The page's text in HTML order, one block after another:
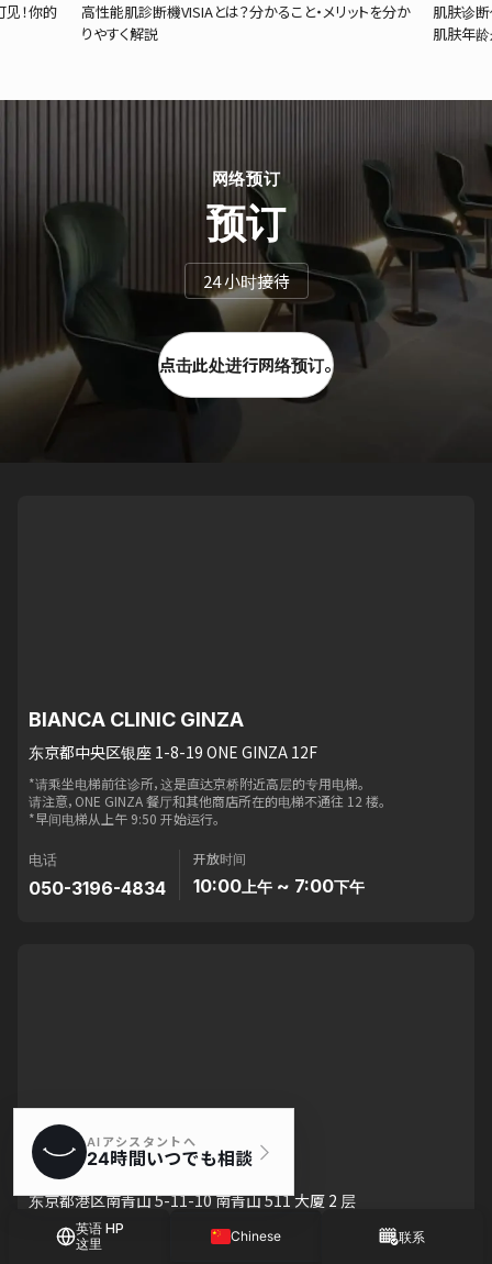
！你的
高性能肌診断機VISIAとは？分かること・メリットを分か
りやすく解説
肌肤诊断
肌肤年龄
网络预订
预订
24 小时接待
点击此处进行网络预订。
英语 HP
这里
Chinese
联系
BIANCA CLINIC GINZA
东京都中央区银座 1-8-19 ONE GINZA 12F
*请乘坐电梯前往诊所，这是直达京桥附近高层的专用电梯。
请注意，ONE GINZA 餐厅和其他商店所在的电梯不通往 12 楼。
*早间电梯从上午 9:50 开始运行。
电话
050-3196-4834
开放时间
10:00上午 ~ 7:00下午
比安卡诊所
东京都港区南青山 5-11-10 南青山 511 大厦 2 层
*皮肤治疗（使用换肤和激光等设备进行的治疗）包括
仅在银座诊所提供。